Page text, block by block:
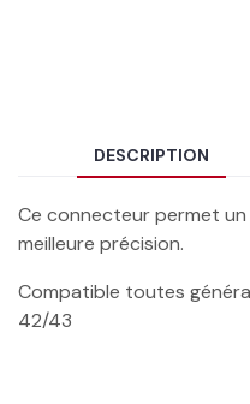
DESCRIPTION
Ce connecteur permet
meilleure précision.
Compatible toutes
42/43